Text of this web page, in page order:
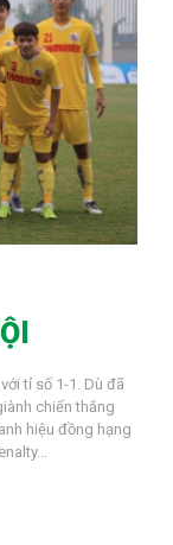
tỉ số 1-1. Dù đã
chiến thắng
hiệu đồng hạng